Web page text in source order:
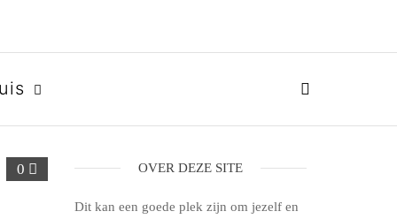
0 OVER DEZE SITE
Dit kan een goede plek zijn om jezelf en